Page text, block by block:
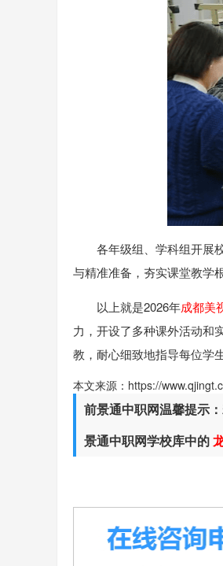
各年级组、学科组开展
与精准准备，夯实课堂教学
以上就是2026年成都美
力，开设了多种课外活动和
教，耐心细致地指导每位学
本文来源：https://
前景通中职网温馨提示
景通中职网学校库中的